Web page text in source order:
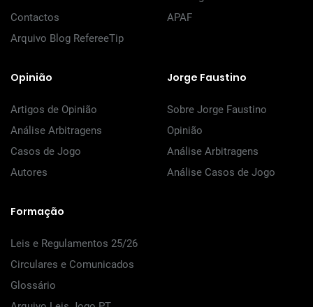
Contactos
Arquivo Blog RefereeTip
APAF
Opinião
Artigos de Opinião
Análise Arbitragens
Casos de Jogo
Autores
Jorge Faustino
Sobre Jorge Faustino
Opinião
Análise Arbitragens
Análise Casos de Jogo
Formação
Leis e Regulamentos 25/26
Circulares e Comunicados
Glossário